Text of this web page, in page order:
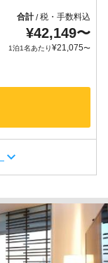
合計/税・手数料込
¥42,149〜
1泊1名あたり¥21,075〜